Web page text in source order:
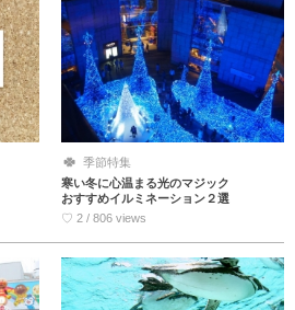
ポットから、あまり知られていないような穴場
季節特集
寒い冬に心温まる光のマジック
おすすめイルミネーション２選
♡ 2 / 806 views